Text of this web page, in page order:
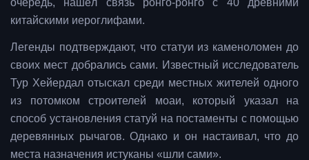
китайскими иероглифами.
Легенды подтверждают, что статуи из каменоломен до
своих мест добрались сами. Известный исследователь
Тур Хейердал отыскал среди местных жителей одного
из потомком строителей моаи, который указал на
способ установления статуй на постаменты с помощью
деревянных рычагов. Однако и он настаивал, что до
места назначения истуканы «шли сами».